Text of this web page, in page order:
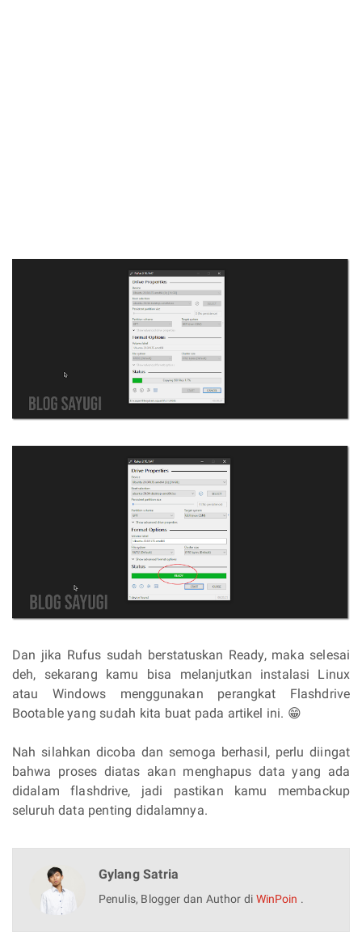
Dan jika Rufus sudah berstatuskan Ready, maka selesai
deh, sekarang kamu bisa melanjutkan instalasi Linux
atau Windows menggunakan perangkat Flashdrive
Bootable yang sudah kita buat pada artikel ini. 😁
Nah silahkan dicoba dan semoga berhasil, perlu diingat
bahwa proses diatas akan menghapus data yang ada
didalam flashdrive, jadi pastikan kamu membackup
seluruh data penting didalamnya.
Gylang Satria
Penulis, Blogger dan Author di WinPoin .